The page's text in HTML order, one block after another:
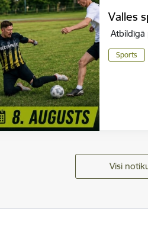
Valles
Atbildīgā
Sports
Visi